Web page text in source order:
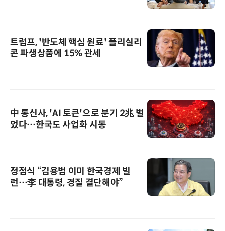
트럼프, '반도체 핵심 원료' 폴리실리
콘 파생상품에 15% 관세
中 통신사, 'AI 토큰'으로 분기 2兆 벌
었다…한국도 사업화 시동
정점식 “김용범 이미 한국경제 빌
런…李 대통령, 경질 결단해야”